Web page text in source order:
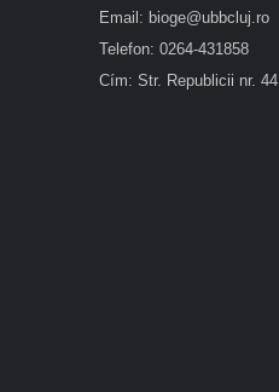
Email: bioge@ubbcluj.ro
Telefon: 0264-431858
Cím: Str. Republicii nr.